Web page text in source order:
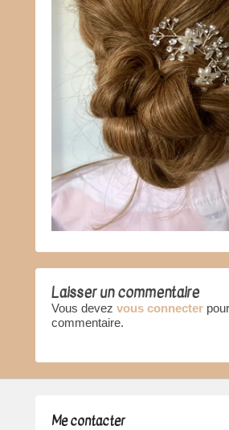
Laisser un commentaire
Vous devez vous connecter
commentaire.
Me contacter